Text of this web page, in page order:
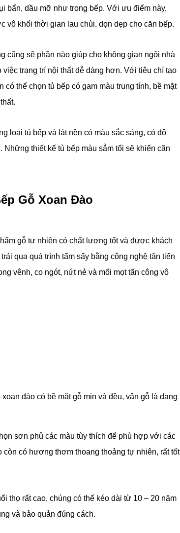
bẩn, dầu mỡ như trong bếp. Với ưu điểm này,
khối thời gian lau chùi, dọn dẹp cho căn bếp.
cũng sẽ phần nào giúp cho không gian ngôi nhà
trang trí nội thất dễ dàng hơn. Với tiêu chí tạo
có thể chọn tủ bếp có gam màu trung tính, bề mặt
loại tủ bếp và lát nền có màu sắc sáng, có độ
thiết kế tủ bếp màu sẫm tối sẽ khiến căn
Gỗ Xoan Đào
gỗ tự nhiên có chất lượng tốt và được khách
qua quá trình tẩm sấy bằng công nghệ tân tiến
vênh, co ngót, nứt nẻ và mối mọt tấn công vô
đào có bề mặt gỗ mịn và đều, vân gỗ là dạng
sơn phủ các màu tùy thích để phù hợp với các
có hương thơm thoang thoảng tự nhiên, rất tốt
thọ rất cao, chúng có thể kéo dài từ 10 – 20 năm
và bảo quản đúng cách.